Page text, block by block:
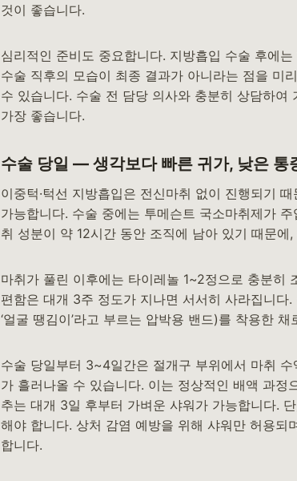
것이 좋습니다.
심리적인 준비도 중요합니다. 지방흡입 수술 후에
수술 직후의 모습이 최종 결과가 아니라는 점을 미
수 있습니다. 수술 전 담당 의사와 충분히 상담하
가장 좋습니다.
수술 당일 — 생각보다 빠른 귀가, 낮은 통
이중턱·턱선 지방흡입은 전신마취 없이 진행되기
가능합니다. 수술 중에는 투메슨트 국소마취제가
취 성분이 약 12시간 동안 조직에 남아 있기 때문
마취가 풀린 이후에는 타이레놀 1~2정으로 충분히
편함은 대개 3주 정도가 지나면 서서히 사라집니
‘얼굴 땡김이’라고 부르는 압박용 밴드)를 착용한
수술 당일부터 3~4일간은 절개구 부위에서 마취
가 흘러나올 수 있습니다. 이는 정상적인 배액 과
추는 대개 3일 후부터 가벼운 샤워가 가능합니다.
해야 합니다. 상처 감염 예방을 위해 샤워만 허용되
합니다.